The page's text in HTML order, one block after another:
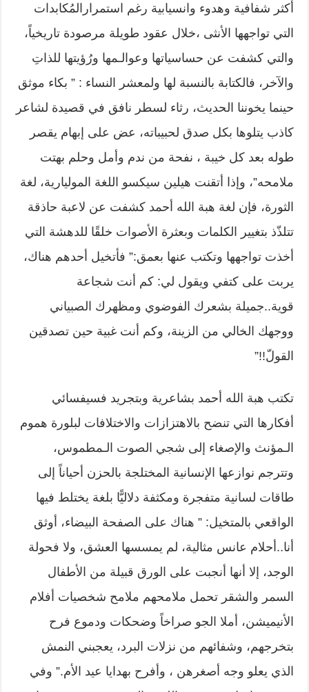
أكثر شفافية وهدوء وانسيابية رغم استمرارالمُكابدات
التي تواجهها الأنثى ،خلال عقود طويلة مرصودة تاريخياً،
والتي كشفت عن حساسياتها وعوالـمها ورُؤيتها للذاتِ
والآخر، فالكتابة بالنسبة لها ولمعشر النساء : ” بكاء موثق
حينما يخوننا الحديث، رثاء لسطر نافق في قصيدة لشاعر
كاذب يتلوها بكل صدق لحبيباته، عض على إبهام يقصر
طوله بعد كل خيبة ، نفحة من ندم وأمل وحلم بهتت
ملامحه”، وإذا أتقنت هيلين سيكسو اللغة الموليارية، لغة
الثورة، فإن لغة هبة الله أحمد كشفت عن لاعبة حاذقة
تتلذّذ بتغيير الكلمات وبعثرة الأصوات خلقًا للدهشة التي
أخذت تواجهها وتكتب عنها بعمق:” فأتخيل أحدهم هناك،
يربت على كتفي ويقول لي: كم أنت شجاعة
قوية..جميلة بشعرك الفوضوي ومظهرك الصبياني
ووجهك الخالي من الزينة، وكم أنت غبية حين تصدقين
القولّ!!”
تكتب هبة الله أحمد بشاعرية وبتجريد فسيفسائي
أفكارها التي تنضح بالاهتزازات والاختلافات لبلورة هموم
الـمؤنث والإصغاء إلى شجي الصوت الـمطموس،
وتترجم نوازعها الإنسانية المختلجة بالحزن أحياناً إلى
طاقات لسانية متفجرة ومكثفة دلاليًّا بلغة يختلط فيها
الواقعي بالمتخيل: ” هناك على الصفحة البيضاء، أوثق
أنا..أحلام عانس مثالية، لم يمسسها العشق، ولا فحولة
الوجد، إلا أنها أنجبت على الورق قبيلة من الأطفال
السمر والشقر تحمل ملامحهم ملامح شخصيات أفلام
الأنيميشن، أملا الجو صراخاً وضحكات ودموع فرح
بتخرجهم، وشفائهم من نزلات البرد، يعجبني النمش
الذي يعلو وجه أصغرهن ، وأفرح بهدايا عيد الأم.” وفي